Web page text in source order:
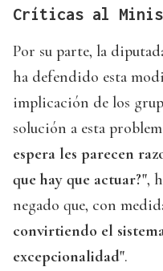
Críticas al
Por su parte, la
ha defendido esta
implicación de los
solución a esta
espera les parecen
que hay que actuar?",
negado que, con
convirtiendo el
excepcionalidad".